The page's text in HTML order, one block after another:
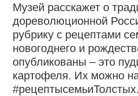
Музей расскажет о
дореволюционной
рубрику с рецептами
новогоднего и
опубликованы – это
картофеля. Их можно
#рецептысемьиТолстых.